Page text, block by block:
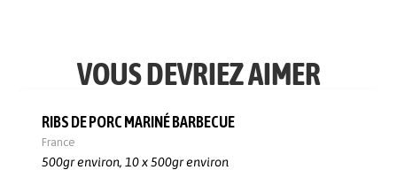
VOUS DEVRIEZ AIMER
RIBS DE PORC MARINÉ BARBECUE
France
500gr environ, 10 x 500gr environ